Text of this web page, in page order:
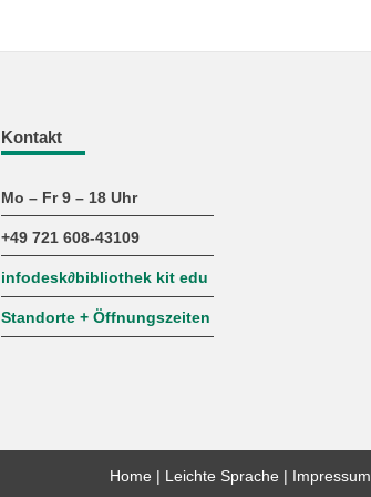
Kontakt
Mo – Fr 9 – 18 Uhr
+49 721 608-43109
infodesk∂bibliothek kit edu
Standorte + Öffnungszeiten
Home Leichte Sprache Impressum